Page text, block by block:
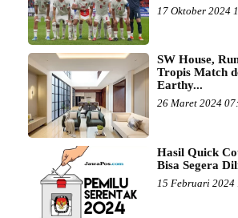
17 Oktober 2024
SW House,
Tropis Match
Earthy...
26 Maret 2024
Hasil Quick
Bisa Segera
15 Februari 2024